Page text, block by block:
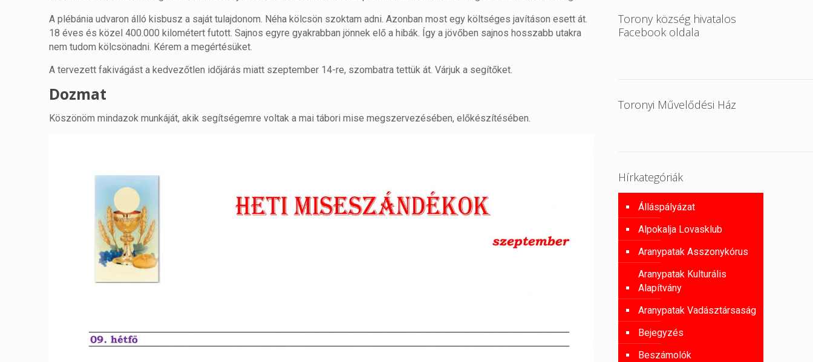
A plébánia udvaron álló kisbusz a saját tulajdonom. Néha kölcsön szoktam adni. Azonban most egy költséges javításon esett át.
18 éves és közel 400.000 kilométert futott. Sajnos egyre gyakrabban jönnek elő a hibák. Így a jövőben sajnos hosszabb utakra
nem tudom kölcsönadni. Kérem a megértésüket.
A tervezett fakivágást a kedvezőtlen időjárás miatt szeptember 14-re, szombatra tettük át. Várjuk a segítőket.
Dozmat
Köszönöm mindazok munkáját, akik segítségemre voltak a mai tábori mise megszervezésében, előkészítésében.
Torony község hivatalos
Facebook oldala
Toronyi Művelődési Ház
Hírkategóriák
Álláspályázat
Alpokalja Lovasklub
Aranypatak Asszonykórus
Aranypatak Kulturális
Alapítvány
Aranypatak Vadásztársaság
Bejegyzés
Beszámolók